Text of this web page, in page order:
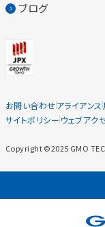
ブログ
お問い合わせアライアンス
サイトポリシー ウェブアク
Copyright ©2025 GMO